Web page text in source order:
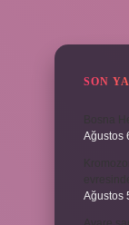
SON
Ağustos
Ağustos